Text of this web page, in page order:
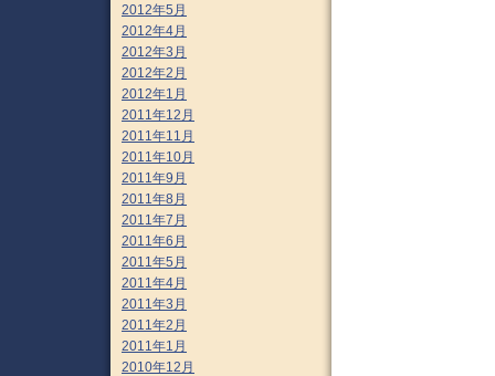
2012年5月
2012年4月
2012年3月
2012年2月
2012年1月
2011年12月
2011年11月
2011年10月
2011年9月
2011年8月
2011年7月
2011年6月
2011年5月
2011年4月
2011年3月
2011年2月
2011年1月
2010年12月